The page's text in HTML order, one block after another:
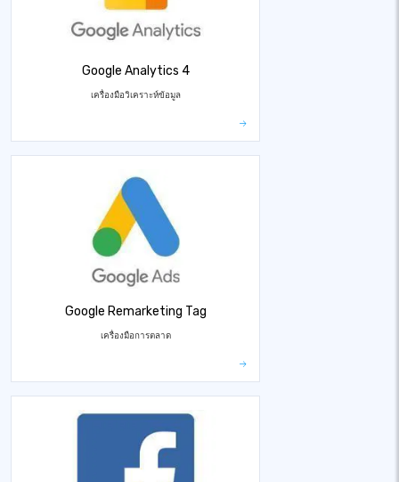
Google Analytics 4
เครื่องมือวิเคราะห์ข้อมูล
Google Remarketing Tag
เครื่องมือการตลาด